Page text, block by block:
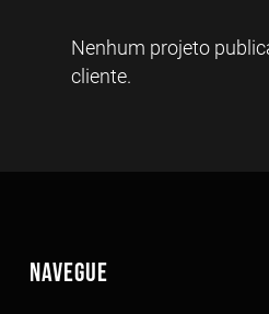
Nenhum projeto
cliente.
NAVEGUE